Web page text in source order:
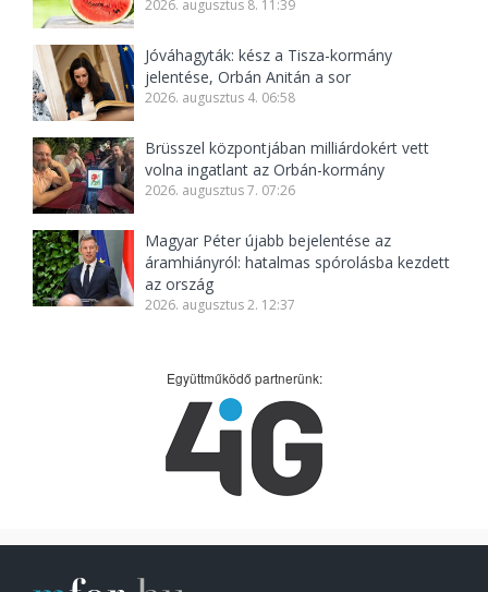
2026. augusztus 8. 11:39
Jóváhagyták: kész a Tisza-kormány
jelentése, Orbán Anitán a sor
2026. augusztus 4. 06:58
Brüsszel központjában milliárdokért vett
volna ingatlant az Orbán-kormány
2026. augusztus 7. 07:26
Magyar Péter újabb bejelentése az
áramhiányról: hatalmas spórolásba kezdett
az ország
2026. augusztus 2. 12:37
Együttműködő partnerünk: